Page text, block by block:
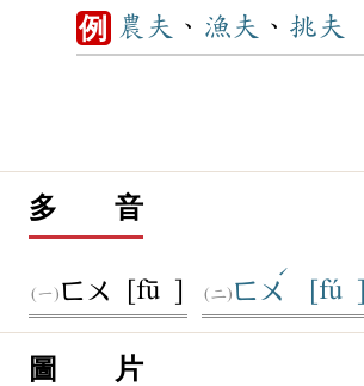
例 農夫 、 漁夫 、 挑夫
多 音
ㄈㄨ [fū ] ㄈㄨ
ˊ
[fú ]
圖 片